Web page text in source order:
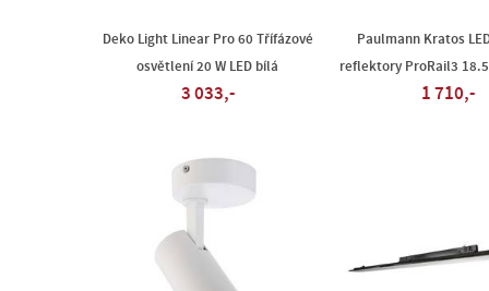
Deko Light Linear Pro 60 Třífázové
osvětlení 20 W LED bílá
3 033,-
Paulmann Kratos
reflektory ProRail3 18.5
1 710,-